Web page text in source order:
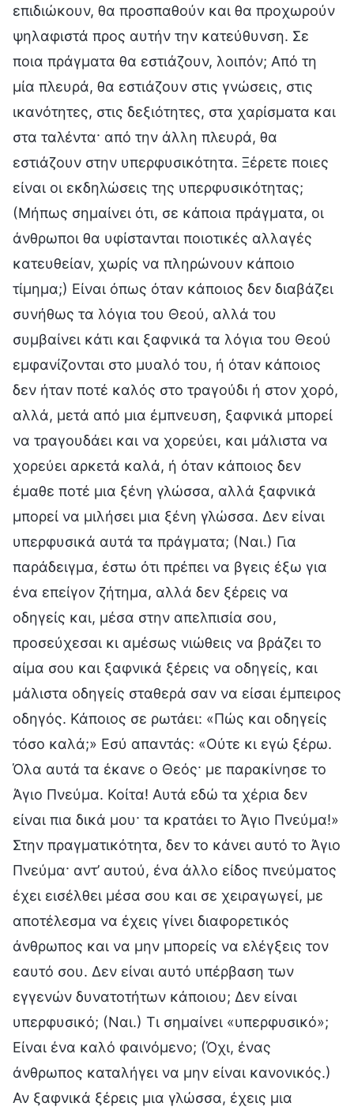
επιδιώκουν, θα προσπαθούν και θα προχωρούν
ψηλαφιστά προς αυτήν την κατεύθυνση. Σε
ποια πράγματα θα εστιάζουν, λοιπόν; Από τη
μία πλευρά, θα εστιάζουν στις γνώσεις, στις
ικανότητες, στις δεξιότητες, στα χαρίσματα και
στα ταλέντα· από την άλλη πλευρά, θα
εστιάζουν στην υπερφυσικότητα. Ξέρετε ποιες
είναι οι εκδηλώσεις της υπερφυσικότητας;
(Μήπως σημαίνει ότι, σε κάποια πράγματα, οι
άνθρωποι θα υφίστανται ποιοτικές αλλαγές
κατευθείαν, χωρίς να πληρώνουν κάποιο
τίμημα;) Είναι όπως όταν κάποιος δεν διαβάζει
συνήθως τα λόγια του Θεού, αλλά του
συμβαίνει κάτι και ξαφνικά τα λόγια του Θεού
εμφανίζονται στο μυαλό του, ή όταν κάποιος
δεν ήταν ποτέ καλός στο τραγούδι ή στον χορό,
αλλά, μετά από μια έμπνευση, ξαφνικά μπορεί
να τραγουδάει και να χορεύει, και μάλιστα να
χορεύει αρκετά καλά, ή όταν κάποιος δεν
έμαθε ποτέ μια ξένη γλώσσα, αλλά ξαφνικά
μπορεί να μιλήσει μια ξένη γλώσσα. Δεν είναι
υπερφυσικά αυτά τα πράγματα; (Ναι.) Για
παράδειγμα, έστω ότι πρέπει να βγεις έξω για
ένα επείγον ζήτημα, αλλά δεν ξέρεις να
οδηγείς και, μέσα στην απελπισία σου,
προσεύχεσαι κι αμέσως νιώθεις να βράζει το
αίμα σου και ξαφνικά ξέρεις να οδηγείς, και
μάλιστα οδηγείς σταθερά σαν να είσαι έμπειρος
οδηγός. Κάποιος σε ρωτάει: «Πώς και οδηγείς
τόσο καλά;» Εσύ απαντάς: «Ούτε κι εγώ ξέρω.
Όλα αυτά τα έκανε ο Θεός· με παρακίνησε το
Άγιο Πνεύμα. Κοίτα! Αυτά εδώ τα χέρια δεν
είναι πια δικά μου· τα κρατάει το Άγιο Πνεύμα!»
Στην πραγματικότητα, δεν το κάνει αυτό το Άγιο
Πνεύμα· αντ’ αυτού, ένα άλλο είδος πνεύματος
έχει εισέλθει μέσα σου και σε χειραγωγεί, με
αποτέλεσμα να έχεις γίνει διαφορετικός
άνθρωπος και να μην μπορείς να ελέγξεις τον
εαυτό σου. Δεν είναι αυτό υπέρβαση των
εγγενών δυνατοτήτων κάποιου; Δεν είναι
υπερφυσικό; (Ναι.) Τι σημαίνει «υπερφυσικό»;
Είναι ένα καλό φαινόμενο; (Όχι, ένας
άνθρωπος καταλήγει να μην είναι κανονικός.)
Αν ξαφνικά ξέρεις μια γλώσσα, έχεις μια